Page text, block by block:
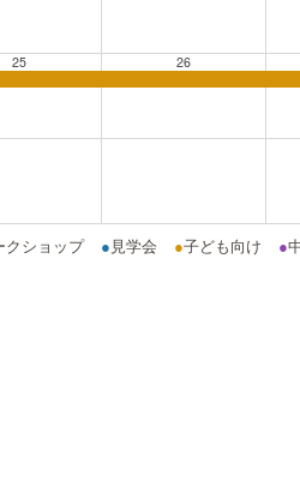
25 26
クショップ ● 見学会 ●子ども向け ●